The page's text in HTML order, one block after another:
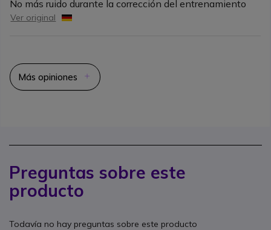
No más ruido durante la corrección del entrenamiento
Ver original
Más opiniones
Preguntas sobre este
producto
Todavía no hay preguntas sobre este producto